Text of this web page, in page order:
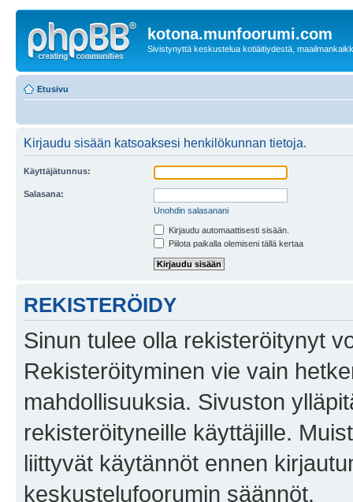
kotona.munfoorumi.com
Sivistynyttä keskustelua kotiäitiydestä,
Etusivu
Kirjaudu sisään katsoaksesi henkilökunnan tietoja.
Käyttäjätunnus:
Salasana:
Unohdin salasanani
Kirjaudu automaattisesti sisään.
Piilota paikalla olemiseni tällä kertaa
REKISTERÖIDY
Sinun tulee olla rekisteröitynyt
Rekisteröityminen vie vain
mahdollisuuksia. Sivuston
rekisteröityneille käyttäjille.
liittyvät käytännöt ennen
keskustelufoorumin säännöt.